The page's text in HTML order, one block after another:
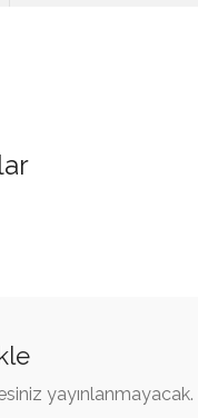
yayınlanmayacak.